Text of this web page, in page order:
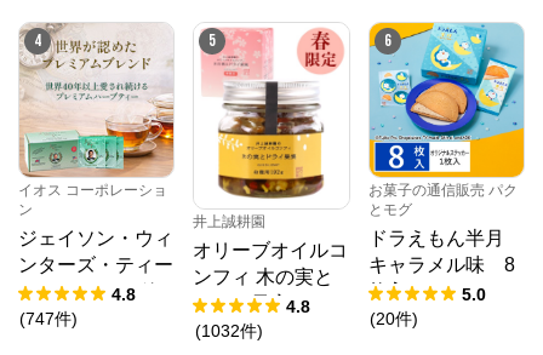
4
イオス コーポレーショ
ン
ジェイソン・ウィ
ンターズ・ティー
(JWティー) １箱
1.2g×30袋入り
4.8
(747件)
5
井上誠耕園
オリーブオイルコ
ンフィ 木の実と
ドライ果実 192g
春限定
4.8
(1032件)
6
お菓子の通信販売 パク
とモグ
ドラえもん半月
キャラメル味 8
枚入
5.0
(20件)